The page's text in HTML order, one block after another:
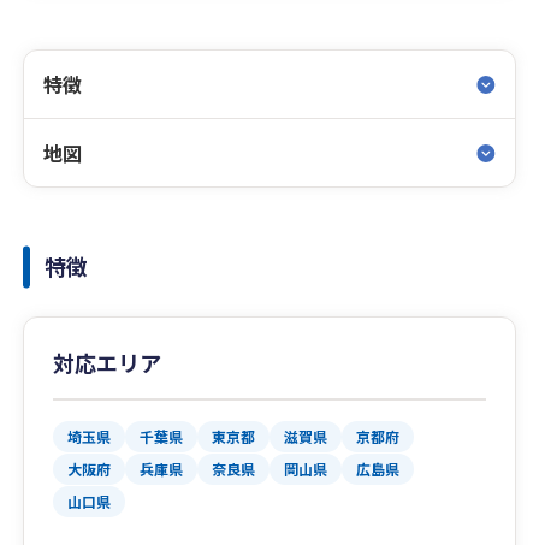
特徴
地図
特徴
対応エリア
埼玉県 千葉県 東京都 滋賀県
京都府
大阪府
兵庫県 奈良県 岡山県
広島県
山口県